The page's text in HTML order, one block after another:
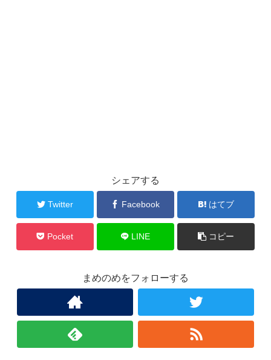
シェアする
Twitter Facebook はてブ
Pocket LINE コピー
まめのめをフォローする